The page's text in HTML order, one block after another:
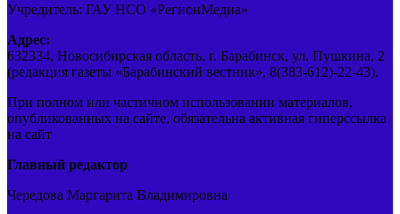
Учредитель: ГАУ НСО «РегионМедиа»
Адрес:
632334, Новосибирская область, г. Барабинск, ул. Пушкина, 2
(редакция газеты «Барабинский вестник», 8(383-612)-22-43).
При полном или частичном использовании материалов,
опубликованных на сайте, обязательна активная гиперссылка
на сайт
Главный редактор
Чередова Маргарита Владимировна